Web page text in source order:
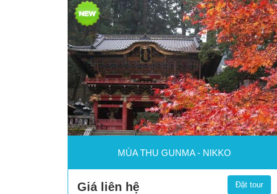
MÙA THU GUNMA - NIKKO
Giá liên hệ Đặt tour